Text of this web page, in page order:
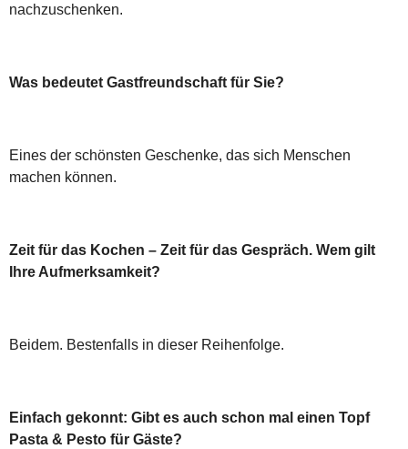
nachzuschenken.
Was bedeutet Gastfreundschaft für Sie?
Eines der schönsten Geschenke, das sich Menschen
machen können.
Zeit für das Kochen – Zeit für das Gespräch. Wem gilt
Ihre Aufmerksamkeit?
Beidem. Bestenfalls in dieser Reihenfolge.
Einfach gekonnt: Gibt es auch schon mal einen Topf
Pasta & Pesto für Gäste?